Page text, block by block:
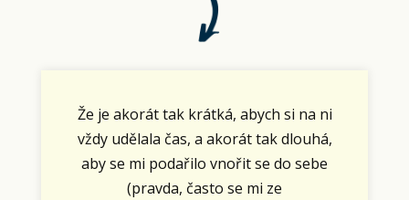
Že je akorát tak krátká, abych si na ni
vždy udělala čas, a akorát tak dlouhá,
aby se mi podařilo vnořit se do sebe
(pravda, často se mi ze